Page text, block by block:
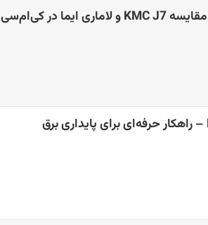
قبل از تصمیم چند میلیاردی، مقایسه KMC J7 و لاماری ایما در کی‌ام‌سی